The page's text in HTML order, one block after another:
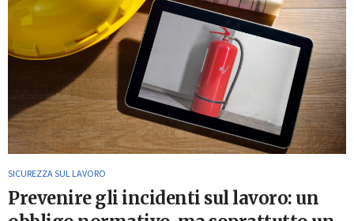
SICUREZZA SUL LAVORO
Prevenire gli incidenti sul lavoro: un